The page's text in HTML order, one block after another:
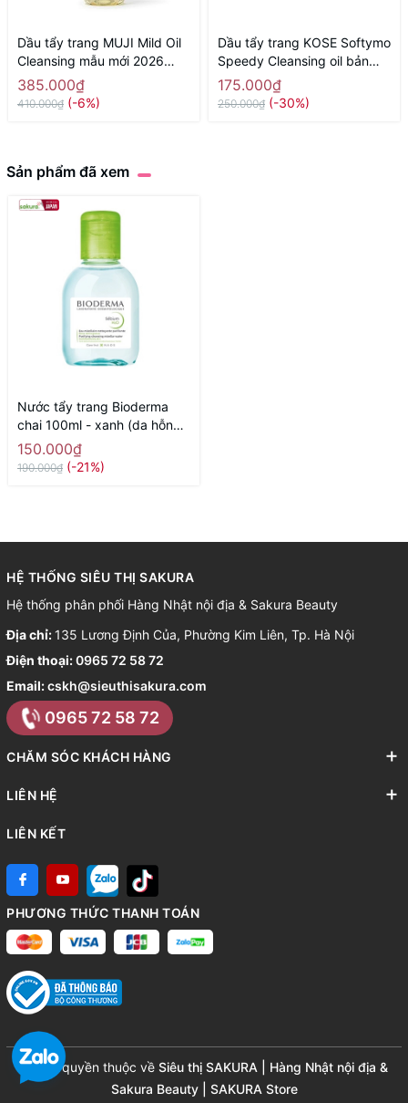
Dầu tẩy trang MUJI Mild Oil
Cleansing mẫu mới 2026
300ml - Hàng Nhật nội địa
385.000₫
410.000₫ (-6%)
Dầu tẩy trang KOSE Softymo
Speedy Cleansing oil bản
hoạt hình Pokemon 240ml -
Hàng Nhật nội địa
175.000₫
250.000₫ (-30%)
Sản phẩm đã xem
Nước tẩy trang Bioderma
chai 100ml - xanh (da hỗn
hợp, dầu mụn) - Hàng Nhật
nội địa
150.000₫
190.000₫ (-21%)
HỆ THỐNG SIÊU THỊ SAKURA
Hệ thống phân phối Hàng Nhật nội địa & Sakura Beauty
Địa chỉ: 135 Lương Định Của, Phường Kim Liên, Tp. Hà Nội
Điện thoại:0965 72 58 72
Email:cskh@sieuthisakura.com
0965 72 58 72
CHĂM SÓC KHÁCH HÀNG
LIÊN HỆ
LIÊN KẾT
PHƯƠNG THỨC THANH TOÁN
© Bản quyền thuộc về Siêu thị SAKURA | Hàng Nhật nội địa &
Sakura Beauty | SAKURA Store